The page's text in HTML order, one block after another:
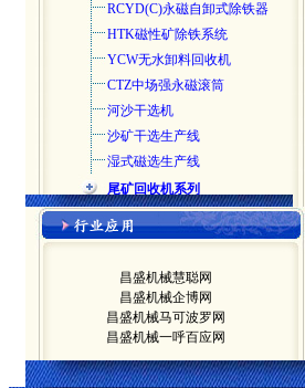
RCYD(C)永磁自卸式除铁器
HTK磁性矿除铁系统
YCW无水卸料回收机
CTZ中场强永磁滚筒
河沙干选机
沙矿干选生产线
湿式磁选生产线
尾矿回收机系列
永磁盘式尾矿回收机
YCW无水卸料回收机
给料机系列
DEL/DEM定量给料机
DZ电机振动给料机
DZG电机振动给料机
GZ电磁振动给料机
昌盛机械慧聪网
昌盛机械企博网
昌盛机械马可波罗网
昌盛机械一呼百应网